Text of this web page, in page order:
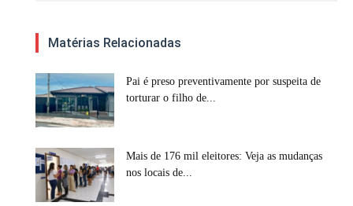
Matérias Relacionadas
Pai é preso preventivamente por suspeita de
torturar o filho de...
Mais de 176 mil eleitores: Veja as mudanças
nos locais de...